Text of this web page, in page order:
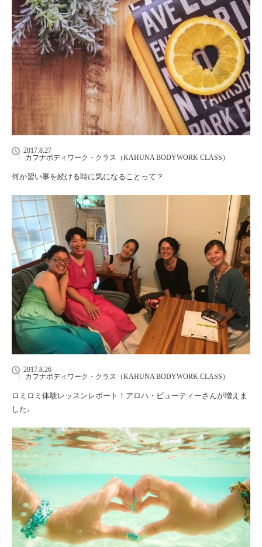
2017.8.27
カフナボディワーク・クラス（KAHUNA BODYWORK CLASS）
何か習い事を続ける時に気になることって？
2017.8.26
カフナボディワーク・クラス（KAHUNA BODYWORK CLASS）
ロミロミ体験レッスンレポート！アロハ・ビューティーさんが増えま
した♩